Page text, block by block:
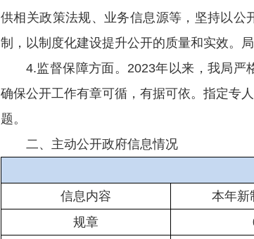
供相关政策法规、业务信息源等，坚持以
制，以制度化建设提升公开的质量和实效。
4.监督保障方面。2023年以来，我局严
确保公开工作有章可循，有据可依。指定专
题。
二、主动公开政府信息情况
信息内容
本年新
规章